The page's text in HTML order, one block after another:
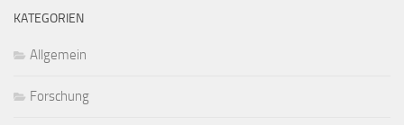
KATEGORIEN
Allgemein
Forschung